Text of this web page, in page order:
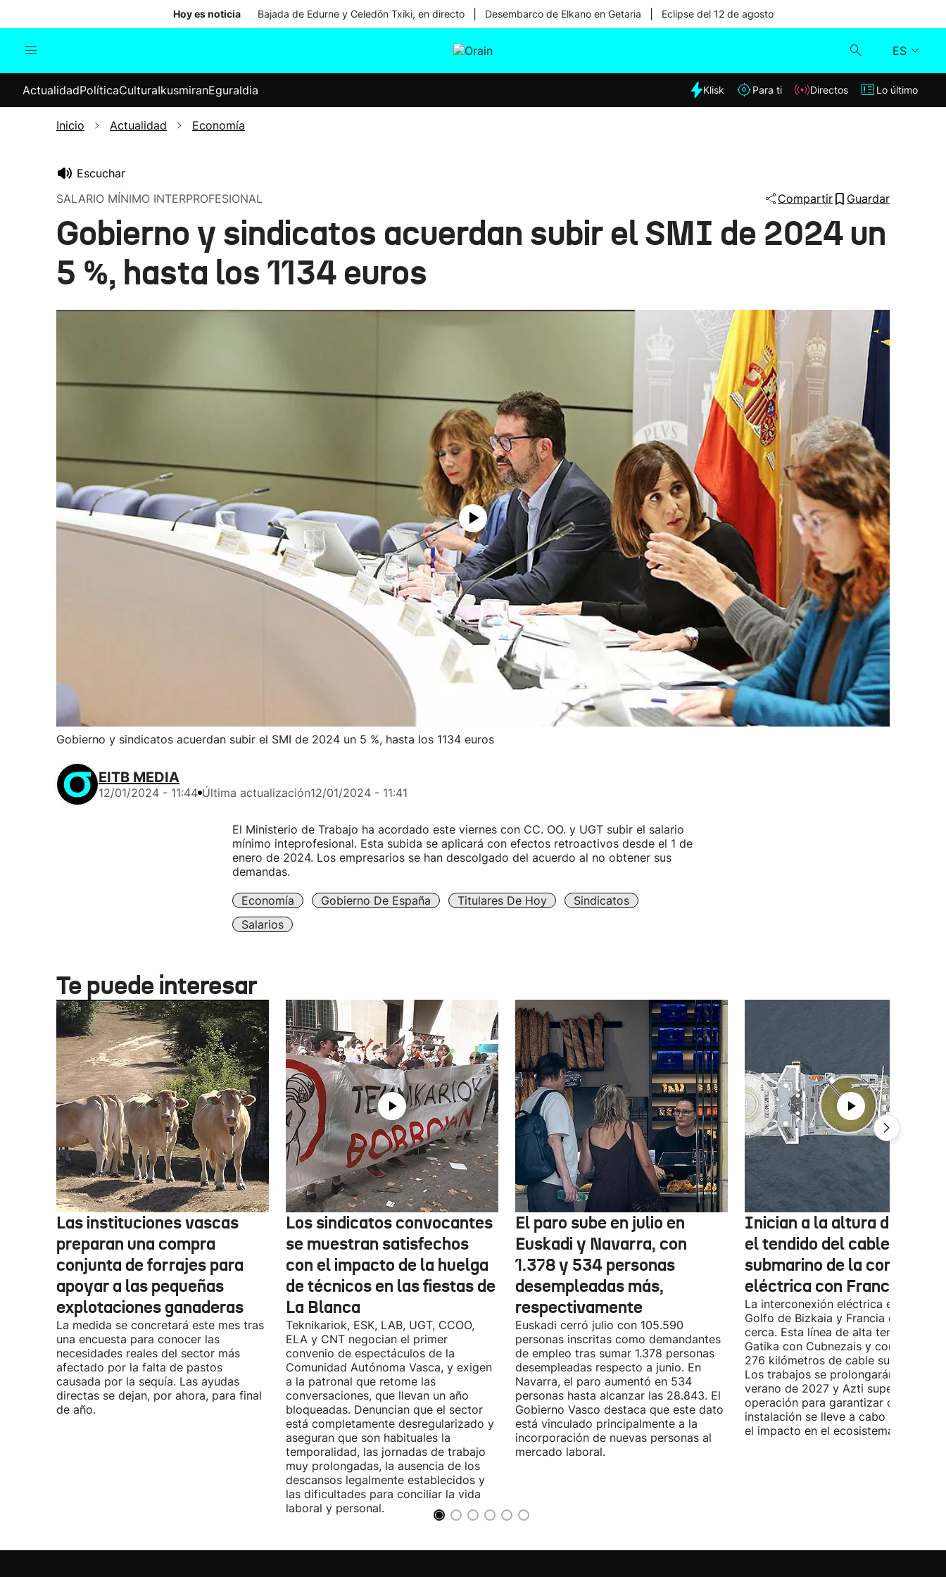
Hoy es noticia Bajada de Edurne y Celedón Txiki, en directo Desembarco de Elkano en Getaria Eclipse del 12 de agosto
ES
Internacional
Elecciones
Klisk
Lo último
ActualidadPolíticaCulturaIkusmiranEguraldia Klisk Para ti Directos Lo último
Inicio Actualidad Economía
Escuchar
SALARIO MÍNIMO INTERPROFESIONAL
Compartir Guardar
Gobierno y sindicatos acuerdan subir el SMI de 2024 un
5 %, hasta los 1134 euros
Gobierno y sindicatos acuerdan subir el SMI de 2024 un 5 %, hasta los 1134 euros
EITB MEDIA
12/01/2024 - 11:44 Última actualización12/01/2024 - 11:41
El Ministerio de Trabajo ha acordado este viernes con CC. OO. y UGT subir el salario
mínimo inteprofesional. Esta subida se aplicará con efectos retroactivos desde el 1 de
enero de 2024. Los empresarios se han descolgado del acuerdo al no obtener sus
demandas.
Economía Gobierno De España Titulares De Hoy
Sindicatos
Salarios
Te puede interesar
Las instituciones vascas
preparan una compra
conjunta de forrajes para
apoyar a las pequeñas
explotaciones ganaderas
La medida se concretará este mes tras
una encuesta para conocer las
necesidades reales del sector más
afectado por la falta de pastos
causada por la sequía. Las ayudas
directas se dejan, por ahora, para final
de año.
Los sindicatos convocantes
se muestran satisfechos
con el impacto de la huelga
de técnicos en las fiestas de
La Blanca
Teknikariok, ESK, LAB, UGT, CCOO,
ELA y CNT negocian el primer
convenio de espectáculos de la
Comunidad Autónoma Vasca, y exigen
a la patronal que retome las
conversaciones, que llevan un año
bloqueadas. Denuncian que el sector
está completamente desregularizado y
aseguran que son habituales la
temporalidad, las jornadas de trabajo
muy prolongadas, la ausencia de los
descansos legalmente establecidos y
las dificultades para conciliar la vida
laboral y personal.
El paro sube en julio en
Euskadi y Navarra, con
1.378 y 534 personas
desempleadas más,
respectivamente
Euskadi cerró julio con 105.590
personas inscritas como demandantes
de empleo tras sumar 1.378 personas
desempleadas respecto a junio. En
Navarra, el paro aumentó en 534
personas hasta alcanzar las 28.843. El
Gobierno Vasco destaca que este dato
está vinculado principalmente a la
incorporación de nuevas personas al
mercado laboral.
Inician a la altura de
el tendido del cable
submarino de la conexión
eléctrica con Francia
La interconexión eléctrica entre el
Golfo de Bizkaia y Francia está más
cerca. Esta línea de alta tensión unirá
Gatika con Cubnezais y contará con
276 kilómetros de cable submarino.
Los trabajos se prolongarán hasta
verano de 2027 y Azti supervisará la
operación para garantizar que la
instalación se lleve a cabo
el impacto en el ecosistema marino.